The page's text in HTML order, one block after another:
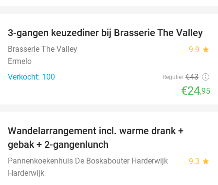
42%
3-gangen keuzediner bij Brasserie The Valley
Brasserie The Valley 9.9 star
Ermelo
Verkocht: 100
Regulier €43
€24,95
Wandelarrangement incl. warme drank +
gebak + 2-gangenlunch
Pannenkoekenhuis De Boskabouter Harderwijk 9.3 star
Harderwijk